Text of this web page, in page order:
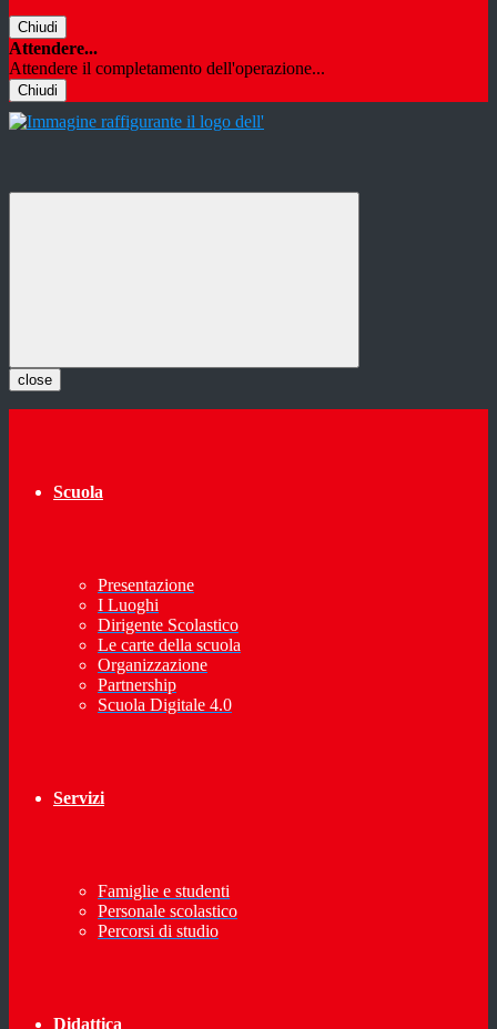
Chiudi
Attendere...
Attendere il completamento dell'operazione...
Chiudi
close
Scuola
Presentazione
I Luoghi
Dirigente Scolastico
Le carte della scuola
Organizzazione
Partnership
Scuola Digitale 4.0
Servizi
Famiglie e studenti
Personale scolastico
Percorsi di studio
Didattica